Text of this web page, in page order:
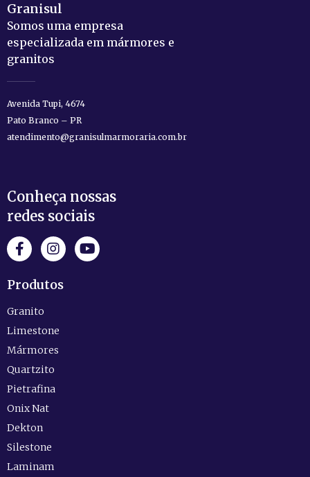
Granisul
Somos uma empresa
especializada em mármores e
granitos
Avenida Tupi, 4674
Pato Branco – PR
atendimento@granisulmarmoraria.com.br
Conheça nossas
redes sociais
Produtos
Granito
Limestone
Mármores
Quartzito
Pietrafina
Onix Nat
Dekton
Silestone
Laminam